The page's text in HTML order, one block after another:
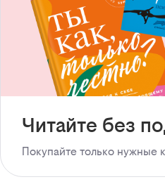
Читайте без
Покупайте только нужные